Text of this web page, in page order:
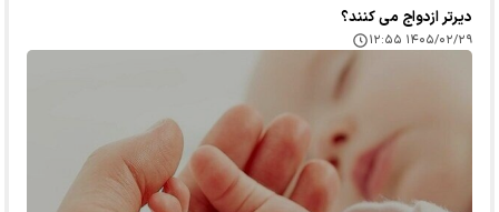
دیرتر ازدواج می کنند؟
۱۴۰۵/۰۲/۲۹ ۱۲:۵۵